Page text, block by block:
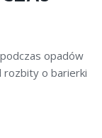
opadów
rozbity o barierki